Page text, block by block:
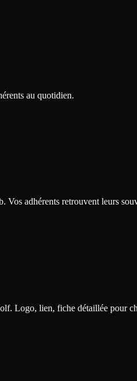
au quotidien.
Vos adhérents retrouvent leurs
Logo, lien, fiche détaillée pour